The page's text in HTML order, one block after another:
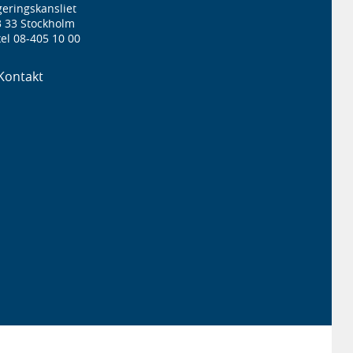
33 Stockholm
08-405 10 00